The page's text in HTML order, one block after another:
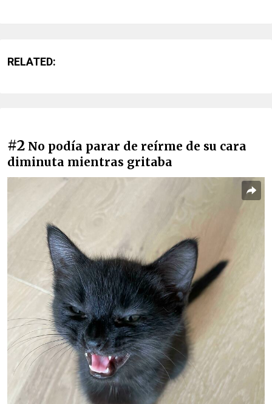
RELATED:
#2 No podía parar de reírme de su cara
diminuta mientras gritaba